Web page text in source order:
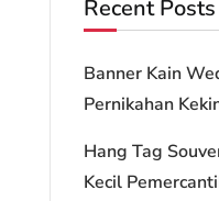
Recent Posts
Banner Kain
Pernikahan
Hang Tag
Kecil